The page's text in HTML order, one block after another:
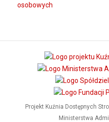
osobowych
Projekt Kuźnia Dostępnych
Ministerstwa